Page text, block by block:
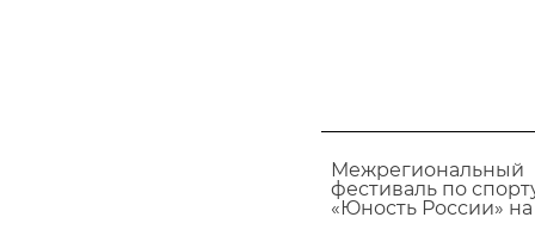
Межрегиональный
фестиваль по
«Юность России» на